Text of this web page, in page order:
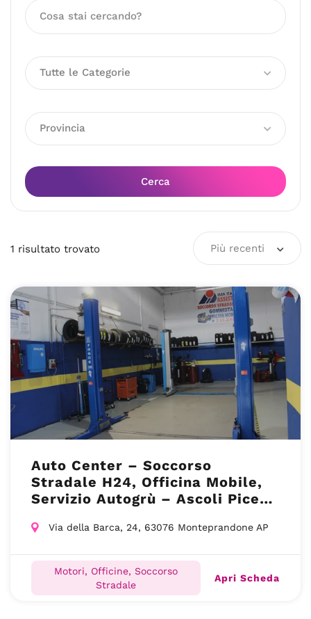
Tutte le Categorie
Provincia
Cerca
1 risultato trovato Più recenti
Auto Center – Soccorso
Stradale H24, Officina Mobile,
Servizio Autogrù – Ascoli Piceno
Via della Barca, 24, 63076 Monteprandone AP
Motori, Officine, Soccorso
Stradale
Apri Scheda